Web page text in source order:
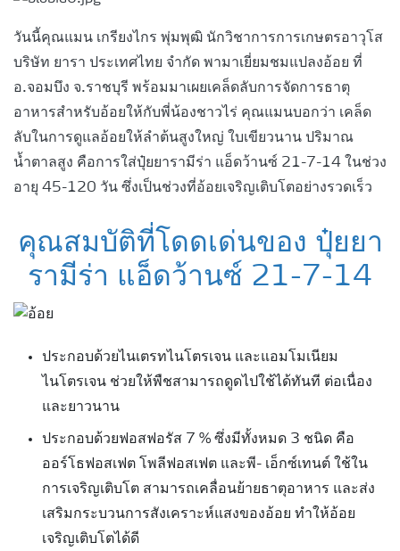
วันนี้คุณแมน เกรียงไกร พุ่มพุฒิ นักวิชาการการเกษตรอาวุโส
บริษัท ยารา ประเทศไทย จำกัด พามาเยี่ยมชมแปลงอ้อย ที่
อ.จอมบึง จ.ราชบุรี พร้อมมาเผยเคล็ดลับการจัดการธาตุ
อาหารสำหรับอ้อยให้กับพี่น้องชาวไร่ คุณแมนบอกว่า เคล็ด
ลับในการดูแลอ้อยให้ลำต้นสูงใหญ่ ใบเขียวนาน ปริมาณ
น้ำตาลสูง คือการใส่ปุ๋ยยารามีร่า แอ็ดว้านซ์ 21-7-14 ในช่วง
อายุ 45-120 วัน ซึ่งเป็นช่วงที่อ้อยเจริญเติบโตอย่างรวดเร็ว
คุณสมบัติที่โดดเด่นของ ปุ๋ยยา
รามีร่า แอ็ดว้านซ์ 21-7-14
ประกอบด้วยไนเตรทไนโตรเจน และแอมโมเนียม
ไนโตรเจน ช่วยให้พืชสามารถดูดไปใช้ได้ทันที ต่อเนื่อง
และยาวนาน
ประกอบด้วยฟอสฟอรัส 7 % ซึ่งมีทั้งหมด 3 ชนิด คือ
ออร์โธฟอสเฟต โพลีฟอสเฟต และพี- เอ็กซ์เทนต์ ใช้ใน
การเจริญเติบโต สามารถเคลื่อนย้ายธาตุอาหาร และส่ง
เสริมกระบวนการสังเคราะห์แสงของอ้อย ทำให้อ้อย
เจริญเติบโตได้ดี